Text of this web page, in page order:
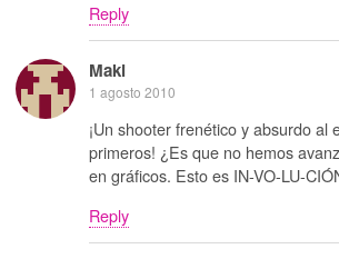
Reply
Maki
1 agosto 2010
¡Un shooter frenético y absurdo al
primeros! ¿Es que no hemos
en gráficos. Esto es IN-VO-LU-
Reply